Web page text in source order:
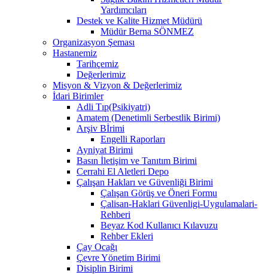
Yardımcıları
Destek ve Kalite Hizmet Müdürü
Müdür Berna SÖNMEZ
Organizasyon Şeması
Hastanemiz
Tarihçemiz
Değerlerimiz
Misyon & Vizyon & Değerlerimiz
İdari Birimler
Adli Tıp(Psikiyatri)
Amatem (Denetimli Serbestlik Birimi)
Arşiv Bİrimi
Engelli Raporları
Ayniyat Birimi
Basın İletişim ve Tanıtım Birimi
Cerrahi El Aletleri Depo
Çalışan Hakları ve Güvenliği Birimi
Çalışan Görüş ve Öneri Formu
Çalisan-Haklari Güvenligi-Uygulamalari-
Rehberi
Beyaz Kod Kullanıcı Kılavuzu
Rehber Ekleri
Çay Ocağı
Çevre Yönetim Birimi
Disiplin Birimi